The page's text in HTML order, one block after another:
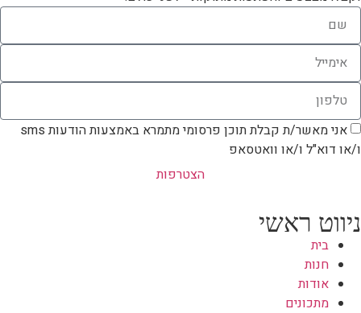
אני מאשר/ת קבלת תוכן פרסומי מתמרא באמצעות הודעות sms
ו/או דוא"ל ו/או וואטסאפ
הצטרפות
ניווט ראשי
בית
חנות
אודות
מתכונים